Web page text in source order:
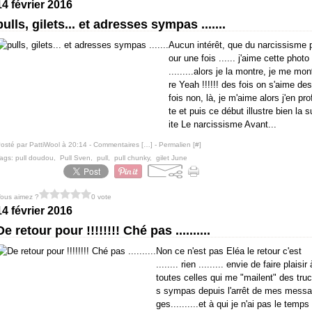
février 2016
gilets... et adresses sympas .......
Aucun intérêt, que du narcissisme
our une fois ...... j'aime cette photo
.........alors je la montre, je me
re Yeah !!!!!! des fois on s'aime des
fois non, là, je m'aime alors j'en
te et puis ce début illustre bien la
ite Le narcissisme Avant...
par PattiWool à 20:14 - Commentaires [ ] - Permalien [#]
pull doudou Pull Sven pull pull chunky, gilet June
aimez ? 0 vote
février 2016
retour pour !!!!!!!! Ché pas ..........
Non ce n'est pas Eléa le retour c'est
........ rien ......... envie de faire plaisir
toutes celles qui me "mailent" des truc
s sympas depuis l'arrêt de mes messa
ges..........et à qui je n'ai pas le temps